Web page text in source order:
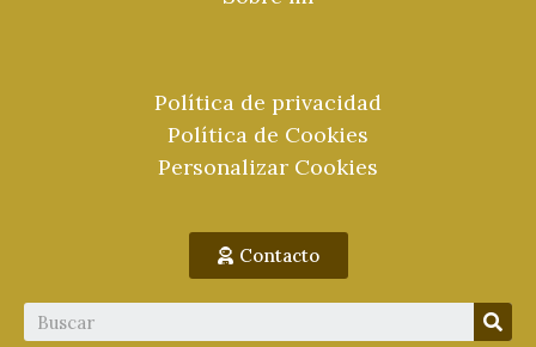
Política de privacidad
Política de Cookies
Personalizar Cookies
Contacto